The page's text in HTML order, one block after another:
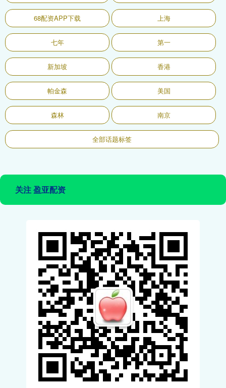
68配资APP下载 上海
七年 第一
新加坡 香港
帕金森 美国
森林 南京
全部话题标签
关注 盈亚配资